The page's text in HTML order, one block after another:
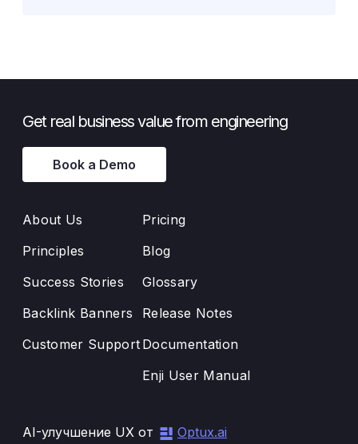
Get real business value from engineering
Book a Demo
About Us
Principles
Success Stories
Backlink Banners
Customer Support
Pricing
Blog
Glossary
Release Notes
Documentation
Enji User Manual
AI-улучшение UX от Optux.ai